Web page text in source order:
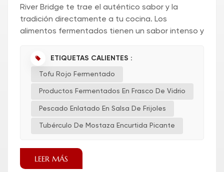
River Bridge te trae el auténtico sabor y la
tradición directamente a tu cocina. Los
alimentos fermentados tienen un sabor intenso y
organismo. Te encantará...
ETIQUETAS CALIENTES :
Tofu Rojo Fermentado
Productos Fermentados En Frasco De Vidrio
Pescado Enlatado En Salsa De Frijoles
Tubérculo De Mostaza Encurtida Picante
LEER MÁS